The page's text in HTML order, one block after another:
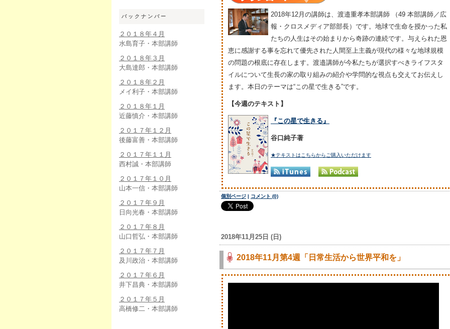
バックナンバー
２０１８年４月
水島育子・本部講師
２０１８年３月
大島達郎・本部講師
２０１８年２月
メイ利子・本部講師
２０１８年１月
近藤慎介・本部講師
２０１７年１２月
後藤富善・本部講師
２０１７年１１月
西村誠・本部講師
２０１７年１０月
山本一信・本部講師
２０１７年９月
日向光春・本部講師
２０１７年８月
山口哲弘・本部講師
２０１７年７月
及川政治・本部講師
２０１７年６月
井下昌典・本部講師
２０１７年５月
高橋修二・本部講師
2018年12月の講師は、渡邉重孝本部講師 （49 本部講師／広
報・クロスメディア部部長）です。地球で生命を授かった私
たちの人生はその始まりから奇跡の連続です。与えられた恩
恵に感謝する事を忘れて優先された人間至上主義が現代の様々な地球規模
の問題の根底に存在します。渡邉講師が今私たちが選択すべきライフスタ
イルについて生長の家の取り組みの紹介や学問的な視点も交えてお伝えし
ます。本日のテーマは“この星で生きる”です。
【今週のテキスト】
『この星で生きる』
谷口純子著
★テキストはこちらからご購入いただけます
個別ページ | コメント (0)
2018年11月25日 (日)
2018年11月第4週「日常生活から世界平和を」